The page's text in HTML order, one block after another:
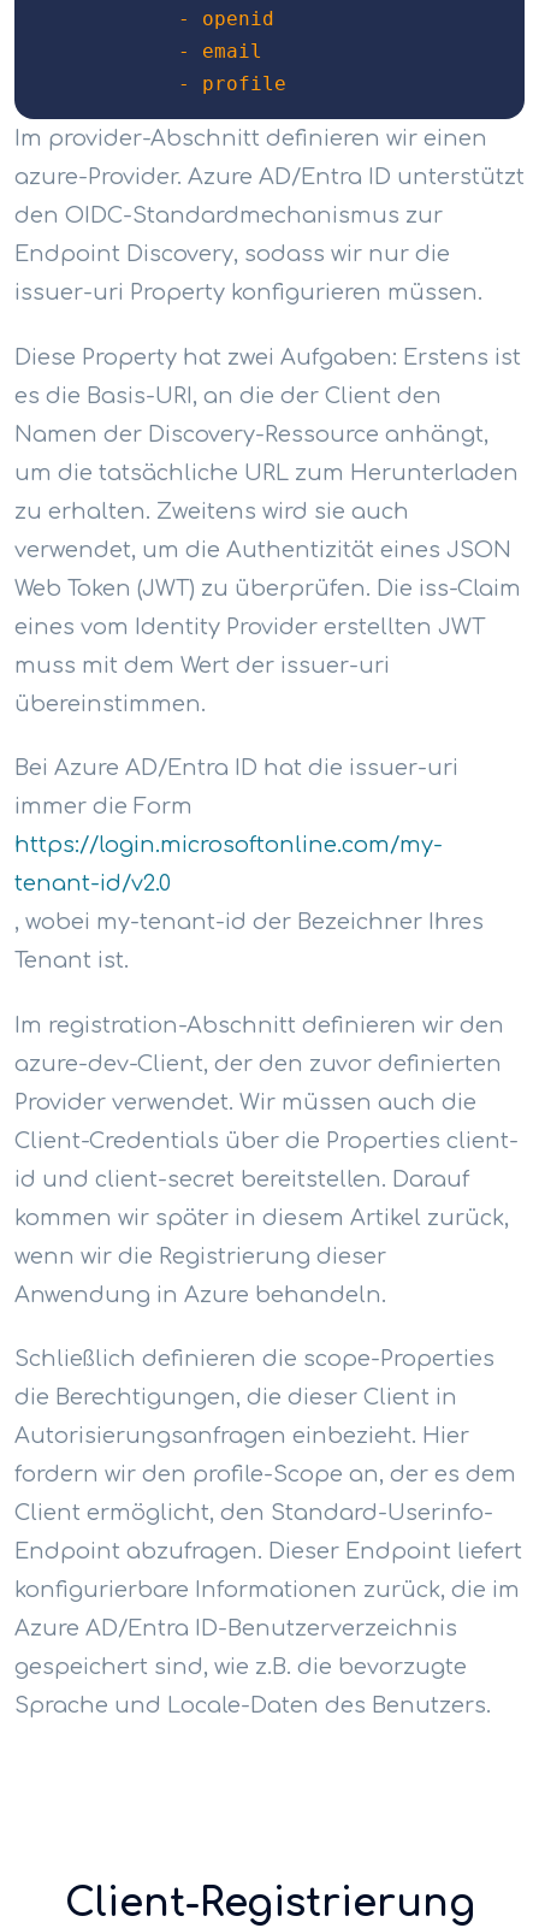
            - openid
            - email
            - profile
Im provider-Abschnitt definieren wir einen
azure-Provider. Azure AD/Entra ID unterstützt
den OIDC-Standardmechanismus zur
Endpoint Discovery, sodass wir nur die
issuer-uri Property konfigurieren müssen.
Diese Property hat zwei Aufgaben: Erstens ist
es die Basis-URI, an die der Client den
Namen der Discovery-Ressource anhängt,
um die tatsächliche URL zum Herunterladen
zu erhalten. Zweitens wird sie auch
verwendet, um die Authentizität eines JSON
Web Token (JWT) zu überprüfen. Die iss-Claim
eines vom Identity Provider erstellten JWT
muss mit dem Wert der issuer-uri
übereinstimmen.
Bei Azure AD/Entra ID hat die issuer-uri
immer die Form
https://login.microsoftonline.com/my-
tenant-id/v2.0
, wobei my-tenant-id der Bezeichner Ihres
Tenant ist.
Im registration-Abschnitt definieren wir den
azure-dev-Client, der den zuvor definierten
Provider verwendet. Wir müssen auch die
Client-Credentials über die Properties client-
id und client-secret bereitstellen. Darauf
kommen wir später in diesem Artikel zurück,
wenn wir die Registrierung dieser
Anwendung in Azure behandeln.
Schließlich definieren die scope-Properties
die Berechtigungen, die dieser Client in
Autorisierungsanfragen einbezieht. Hier
fordern wir den profile-Scope an, der es dem
Client ermöglicht, den Standard-Userinfo-
Endpoint abzufragen. Dieser Endpoint liefert
konfigurierbare Informationen zurück, die im
Azure AD/Entra ID-Benutzerverzeichnis
gespeichert sind, wie z.B. die bevorzugte
Sprache und Locale-Daten des Benutzers.
Client-Registrierung